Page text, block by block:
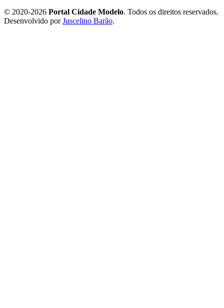
© 2020-2026 Portal Cidade Modelo. Todos os direitos reservados.
Desenvolvido porJuscelino Barão.